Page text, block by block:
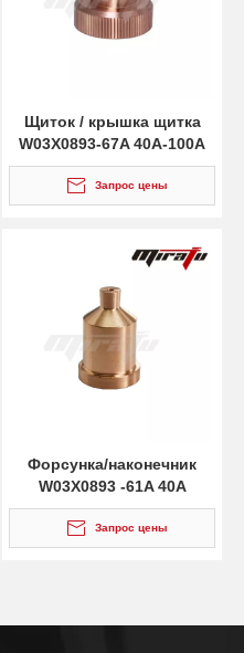
Щиток / крышка щитка
W03X0893-67A 40A-100A
Запрос цены
Форсунка/наконечник
W03X0893 -61A 40A
Запрос цены